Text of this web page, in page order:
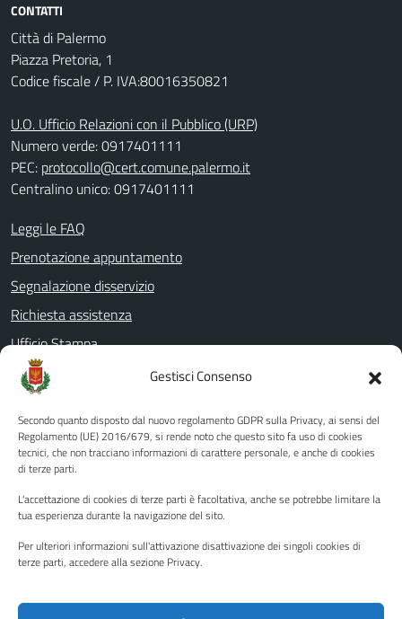
Gestisci Consenso
Secondo quanto disposto dal nuovo regolamento GDPR sulla Privacy, ai sensi del
Regolamento (UE) 2016/679, si rende noto che questo sito fa uso di cookies
tecnici, che non tracciano informazioni di carattere personale, e anche di cookies
di terze parti.
L'accettazione di cookies di terze parti è facoltativa, anche se potrebbe limitare la
tua esperienza durante la navigazione del sito.
Per ulteriori informazioni sull'attivazione disattivazione dei singoli cookies di
terze parti, accedere alla sezione Privacy.
CONTATTI
Città di Palermo
Piazza Pretoria, 1
Codice fiscale / P. IVA:80016350821
U.O. Ufficio Relazioni con il Pubblico (URP)
Numero verde: 0917401111
PEC: protocollo@cert.comune.palermo.it
Centralino unico: 0917401111
Leggi le FAQ
Prenotazione appuntamento
Segnalazione disservizio
Richiesta assistenza
Ufficio Stampa
Amministrazione Trasparente
Albo pretorio
Informativa privacy
Note legali
Piano di miglioramento del sito